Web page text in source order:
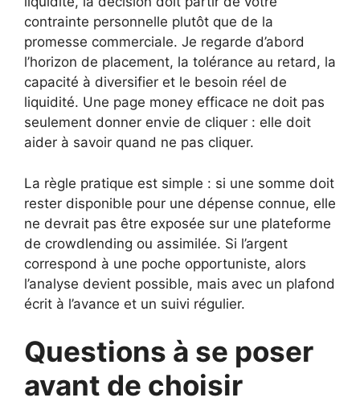
contrainte personnelle plutôt que de la
promesse commerciale. Je regarde d’abord
l’horizon de placement, la tolérance au retard, la
capacité à diversifier et le besoin réel de
liquidité. Une page money efficace ne doit pas
seulement donner envie de cliquer : elle doit
aider à savoir quand ne pas cliquer.
La règle pratique est simple : si une somme doit
rester disponible pour une dépense connue, elle
ne devrait pas être exposée sur une plateforme
de crowdlending ou assimilée. Si l’argent
correspond à une poche opportuniste, alors
l’analyse devient possible, mais avec un plafond
écrit à l’avance et un suivi régulier.
Questions à se poser
avant de choisir